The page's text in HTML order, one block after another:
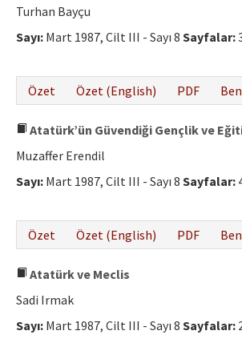
Turhan Bayçu
Sayı: Mart 1987, Cilt III - Sayı 8 Sayfalar:
Özet
Özet (English) PDF
Atatürk’ün Güvendiği Gençlik ve
Muzaffer Erendil
Sayı: Mart 1987, Cilt III - Sayı 8 Sayfalar:
Özet
Özet (English) PDF
Atatürk ve Meclis
Sadi Irmak
Sayı: Mart 1987, Cilt III - Sayı 8 Sayfalar: